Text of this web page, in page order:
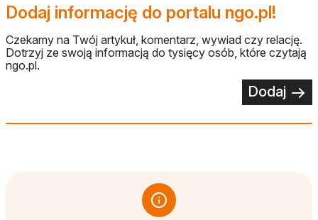
Dodaj informację do portalu ngo.pl!
Czekamy na Twój artykuł, komentarz, wywiad czy relację.
Dotrzyj ze swoją informacją do tysięcy osób, które czytają
ngo.pl.
Dodaj